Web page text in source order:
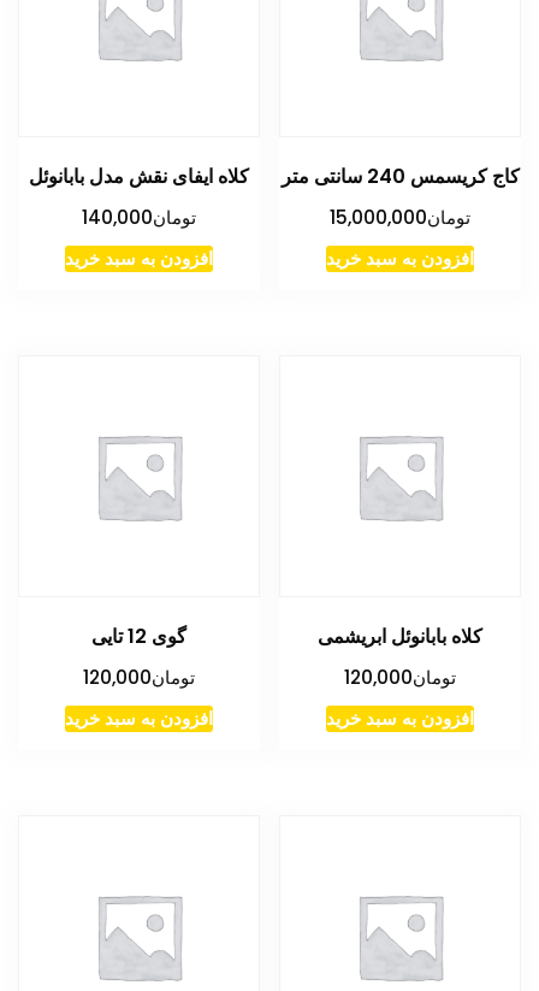
کاج کریسمس 240 سانتی متر
تومان15,000,000
افزودن به سبد خرید
کلاه ایفای نقش مدل بابانوئل
تومان140,000
افزودن به سبد خرید
کلاه بابانوئل ابریشمی
تومان120,000
افزودن به سبد خرید
گوی 12 تایی
تومان120,000
افزودن به سبد خرید